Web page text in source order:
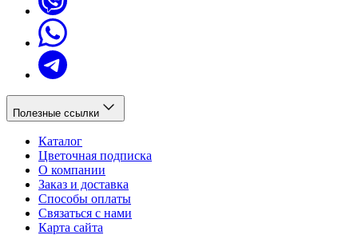
Полезные ссылки
Каталог
Цветочная подписка
О компании
Заказ и доставка
Способы оплаты
Связаться с нами
Карта сайта